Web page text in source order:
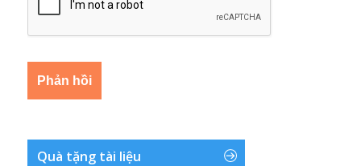
Quà tặng tài liệu